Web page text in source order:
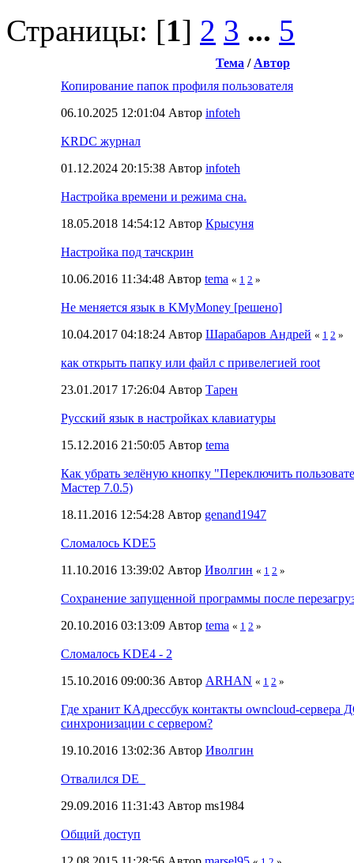
Страницы: [1] 2 3 ... 5
Тема / Автор
Копирование папок профиля пользователя
06.10.2025 12:01:04 Автор infoteh
KRDC журнал
01.12.2024 20:15:38 Автор infoteh
Настройка времени и режима сна.
18.05.2018 14:54:12 Автор Крысуня
Настройка под тачскрин
10.06.2016 11:34:48 Автор tema « 1 2 »
Не меняется язык в KMyMoney [решено]
10.04.2017 04:18:24 Автор Шарабаров Андрей « 1 2 »
как открыть папку или файл с привелегией root
23.01.2017 17:26:04 Автор Тарен
Русский язык в настройках клавиатуры
15.12.2016 21:50:05 Автор tema
Как убрать зелёную кнопку "Переключить
Мастер 7.0.5)
18.11.2016 12:54:28 Автор genand1947
Сломалось KDE5
11.10.2016 13:39:02 Автор Иволгин « 1 2 »
Сохранение запущенной программы после
20.10.2016 03:13:09 Автор tema « 1 2 »
Сломалось KDE4 - 2
15.10.2016 09:00:36 Автор ARHAN « 1 2 »
Где хранит КАдрессбук контакты owncloud-сервера
синхронизации с сервером?
19.10.2016 13:02:36 Автор Иволгин
Отвалился DE_
29.09.2016 11:31:43 Автор ms1984
Общий доступ